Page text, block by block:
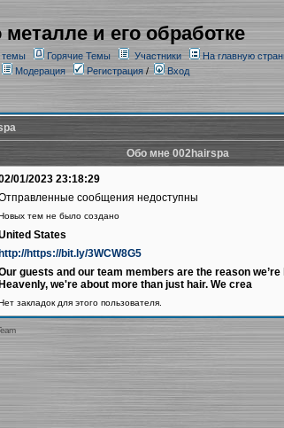
и его обработке
темы Горячие Темы Участники
На главную
Модерация
Регистрация/ Вход
Обо мне 002hairspa
01/2023 23:18:29
сообщения недоступны
тем не было создано
States
http://https://bit.ly/3WCW8G5
guests and our team members are the reason
Heavenly, we're about more than just hair. We crea
закладок для этого пользователя.